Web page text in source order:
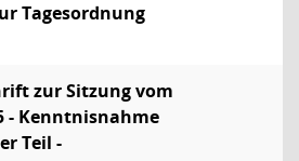
Tagesordnung
zur Sitzung vom
- Kenntnisnahme
Teil -